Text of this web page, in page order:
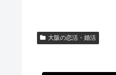
大阪の恋活・婚活